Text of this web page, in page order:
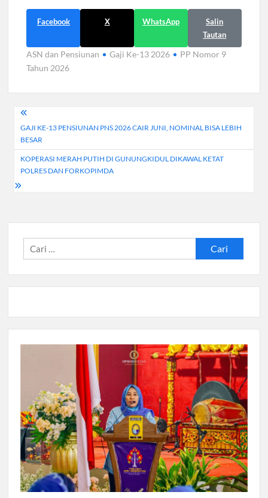
Facebook X WhatsApp
Salin
Tautan
ASN dan Pensiunan Gaji Ke-13 2026
PP Nomor 9
Tahun 2026
Navigasi
pos
GAJI KE-13 PENSIUNAN PNS 2026 CAIR JUNI, NOMINAL BISA LEBIH
BESAR
KOPERASI MERAH PUTIH DI GUNUNGKIDUL DIKAWAL KETAT
POLRES DAN FORKOPIMDA
Cari
untuk: